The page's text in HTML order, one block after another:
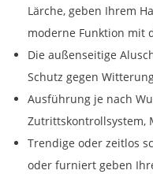
Lärche, geben Ihrem
moderne Funktion mit
Die außenseitige
Schutz gegen
Ausführung je nach
Zutrittskontrollsystem,
Trendige oder zeitlos
oder furniert geben